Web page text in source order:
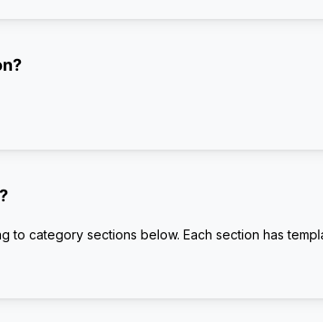
to category sections below. Each section has